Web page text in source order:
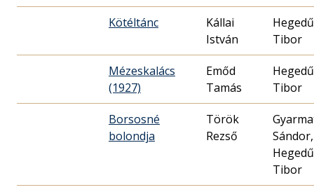
Kötéltánc
Kállai
István
Tibor
Mézeskalács
(1927)
Emőd
Tamás
Tibor
Borsosné
bolondja
Török
Rezső
Sándor,
Tibor